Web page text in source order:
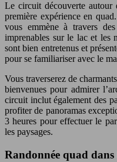
Le circuit découverte
première expérience en
vous emmène à travers
imprenables sur le lac et les
sont bien entretenus et
pour se familiariser avec le
Vous traverserez de
bienvenues pour admirer
circuit inclut également des
profiter de panoramas
3 heures pour effectuer le
les paysages.
Randonnée quad dans